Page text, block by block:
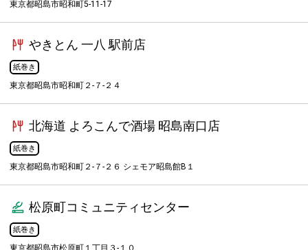
東京都昭島市昭和町5-11-17
やきとん 一八 駅前店
紙巻き
東京都昭島市昭和町２-７-２４
北海道 よろこんで酒場 昭島南口店
紙巻き
東京都昭島市昭和町２-７-２６ シェモア昭島館B１
松原町コミュニティセンター
紙巻き
東京都昭島市松原町１丁目３-１０